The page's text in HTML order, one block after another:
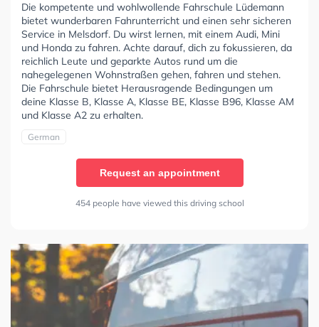
Die kompetente und wohlwollende Fahrschule Lüdemann
bietet wunderbaren Fahrunterricht und einen sehr sicheren
Service in Melsdorf. Du wirst lernen, mit einem Audi, Mini
und Honda zu fahren. Achte darauf, dich zu fokussieren, da
reichlich Leute und geparkte Autos rund um die
nahegelegenen Wohnstraßen gehen, fahren und stehen.
Die Fahrschule bietet Herausragende Bedingungen um
deine Klasse B, Klasse A, Klasse BE, Klasse B96, Klasse AM
und Klasse A2 zu erhalten.
German
Request an appointment
454 people have viewed this driving school